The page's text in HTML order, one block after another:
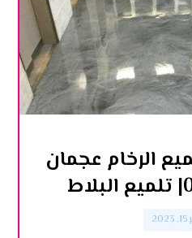
الرخام عجمان